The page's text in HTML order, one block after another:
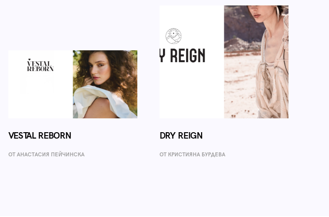
VESTAL REBORN
ОТ AНАСТАСИЯ ПЕЙЧИНСКА
DRY REIGN
ОТ КРИСТИЯНА БУРДЕВА